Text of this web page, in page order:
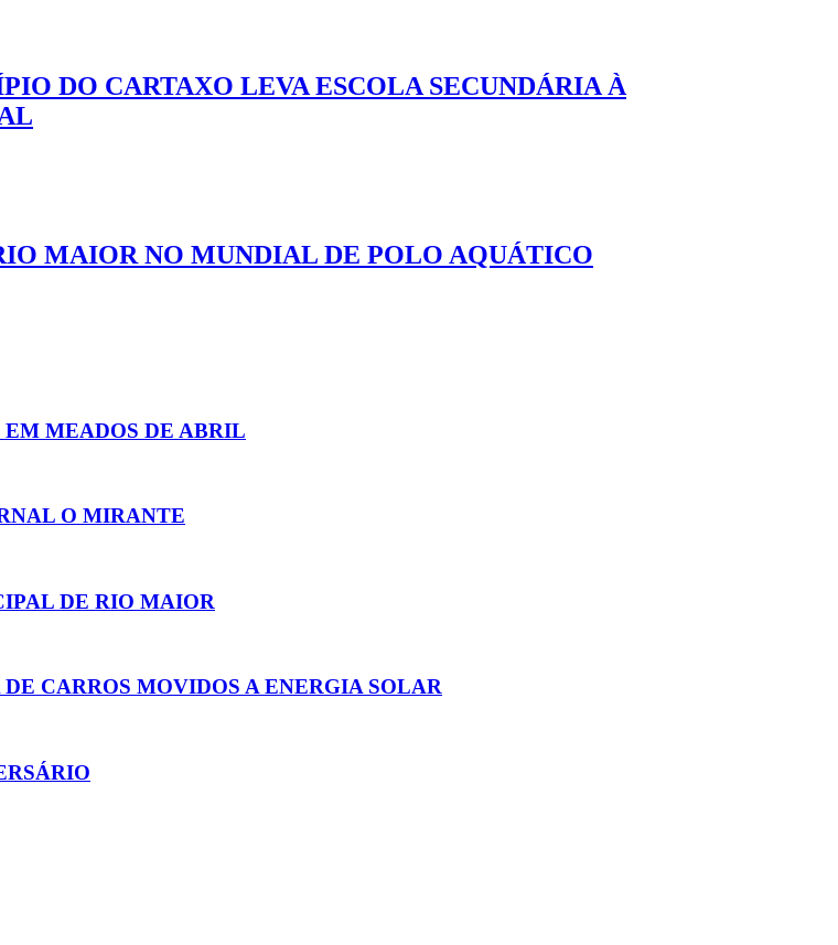
DO CARTAXO LEVA ESCOLA SECUNDÁRIA À
MAIOR NO MUNDIAL DE POLO AQUÁTICO
MEADOS DE ABRIL
O MIRANTE
DE RIO MAIOR
CARROS MOVIDOS A ENERGIA SOLAR